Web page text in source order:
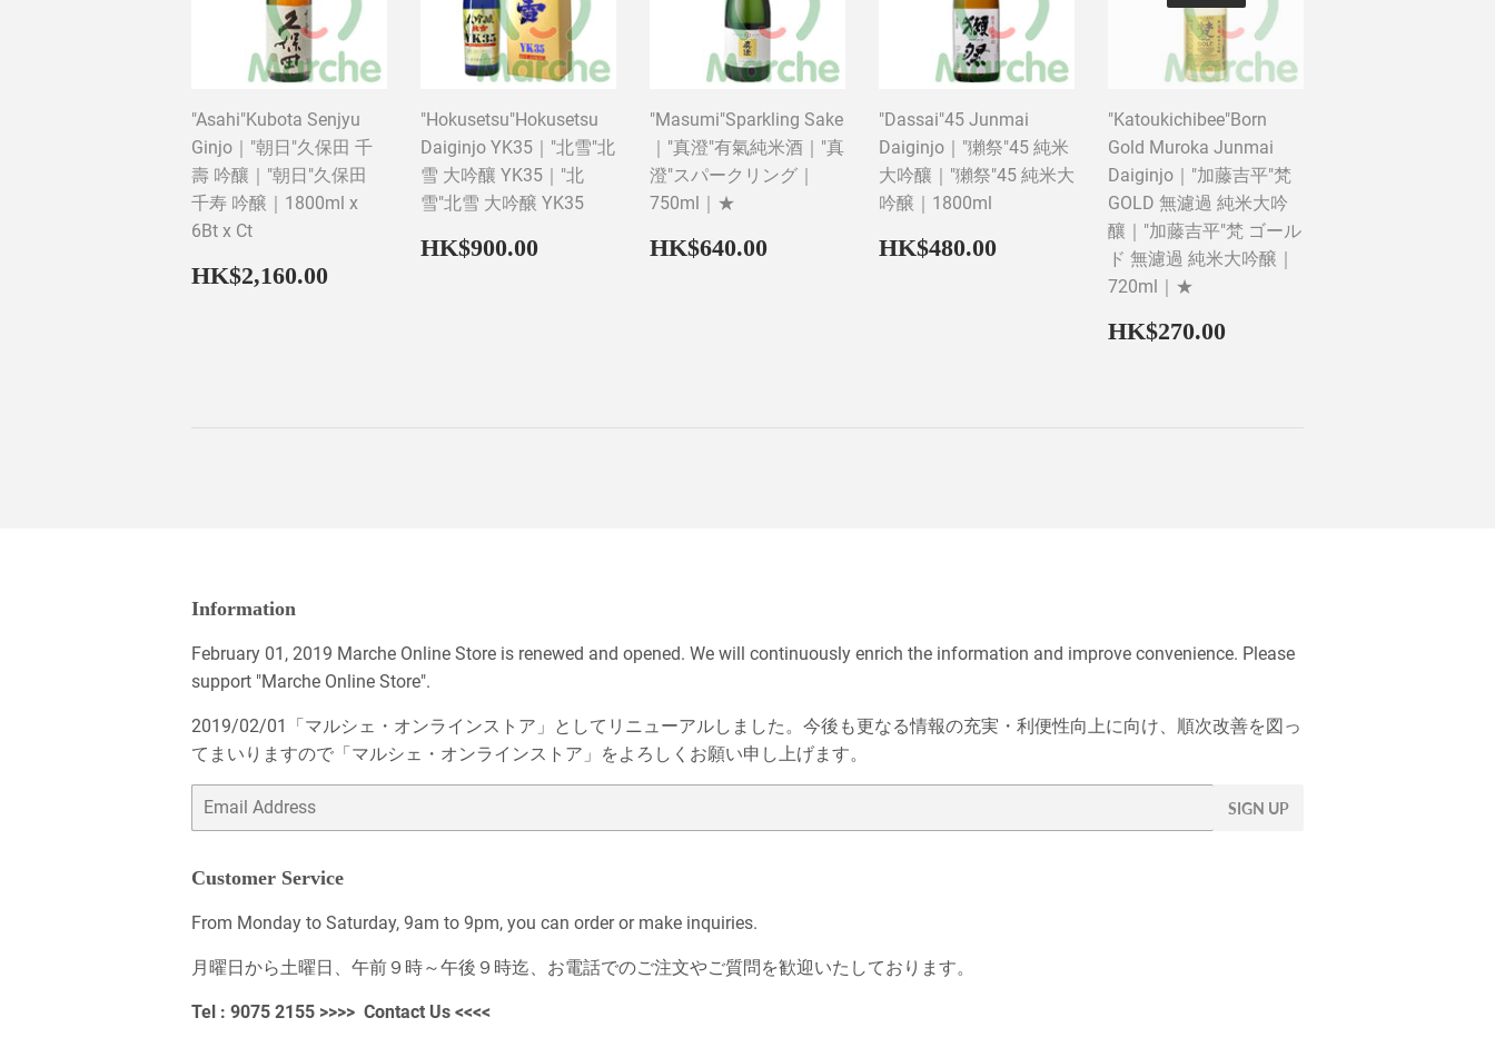
"Asahi"Kubota Senjyu
Ginjo｜"朝日"久保田 千
壽 吟釀｜"朝日"久保田
千寿 吟醸｜1800ml x
6Bt x Ct
Regular
price
HK$2,160.00
"Hokusetsu"Hokusetsu
Daiginjo YK35｜"北雪"北
雪 大吟釀 YK35｜"北
雪"北雪 大吟醸 YK35
Regular
price
HK$900.00 HK$900.00
"Masumi"Sparkling Sake
｜"真澄"有氣純米酒｜"真
澄"スパークリング｜
750ml｜★
Regular
price
HK$640.00 HK$640.00
"Dassai"45 Junmai
Daiginjo｜"獺祭"45 純米
大吟釀｜"獺祭"45 純米大
吟醸｜1800ml
Regular
price
HK$480.00 HK$480.00
"Katoukichibee"Born
Gold Muroka Junmai
Daiginjo｜"加藤吉平"梵
GOLD 無濾過 純米大吟
釀｜"加藤吉平"梵 ゴール
ド 無濾過 純米大吟醸｜
720ml｜★
Regular
price
HK$270.00
Information
February 01, 2019 Marche Online Store is renewed and opened. We will continuously enrich the information and improve convenience. Please
support "Marche Online Store".
2019/02/01「マルシェ・オンラインストア」としてリニューアルしました。今後も更なる情報の充実・利便性向上に向け、順次改善を図っ
てまいりますので「マルシェ・オンラインストア」をよろしくお願い申し上げます。
Email
SIGN UP
Customer Service
From Monday to Saturday, 9am to 9pm, you can order or make inquiries.
月曜日から土曜日、午前９時～午後９時迄、お電話でのご注文やご質問を歓迎いたしております。
Tel : 9075 2155 >>>> Contact Us <<<<